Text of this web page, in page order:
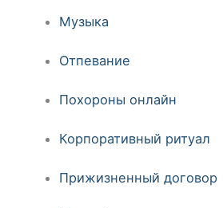
Музыка
Отпевание
Похороны онлайн
Корпоративный ритуал
Прижизненный договор